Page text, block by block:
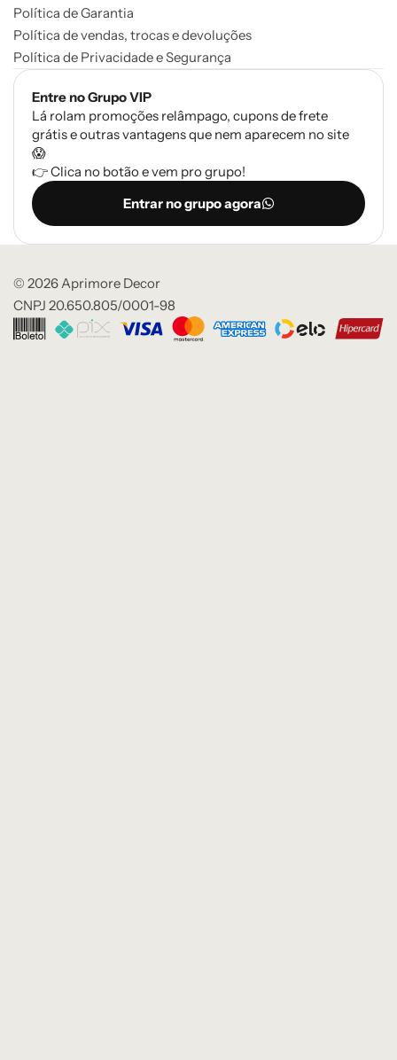
Política de Garantia
Política de vendas, trocas e devoluções
Política de Privacidade e Segurança
Entre no Grupo VIP
Lá rolam promoções relâmpago, cupons de frete
grátis e outras vantagens que nem aparecem no site
😱
👉 Clica no botão e vem pro grupo!
Entrar no grupo agora
© 2026 Aprimore Decor
CNPJ 20.650.805/0001-98